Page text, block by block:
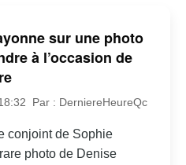
sur une photo
à l’occasion de
Par : DerniereHeureQc
conjoint de Sophie
photo de Denise